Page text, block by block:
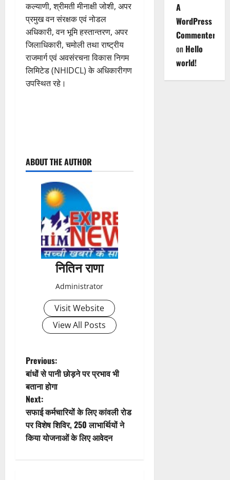
कल्याणी, श्रीमती मीनाक्षी जोशी, अपर
प्रमुख वन संरक्षक एवं नोडल
अधिकारी, वन भूमि हस्तान्तरण, अपर
जिलाधिकारी, चमोली तथा राष्ट्रीय
राजमार्ग एवं अवसंरचना विकास निगम
लिमिटेड (NHIDCL) के अधिकारीगण
उपस्थित रहे।
o
t
i
o
n
ABOUT THE AUTHOR
नितिन राणा
Administrator
Visit Website
View All Posts
P
o
s
t
Previous:
बांधों से पानी छोड़ने पर प्रभाव भी
बताना होगा
Next:
सफाई कर्मचारियों के लिए कांवली रोड
पर विशेष शिविर, 250 लाभार्थियों ने
किया योजनाओं के लिए आवेदन
A
WordPress
Commenter
on Hello
world!